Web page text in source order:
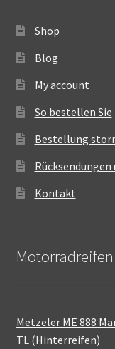
Shop
Blog
My account
So bestellen Sie
Bestellung
Kontakt
Motorradreifen
Metzeler ME 888
TL (Hinterreifen)